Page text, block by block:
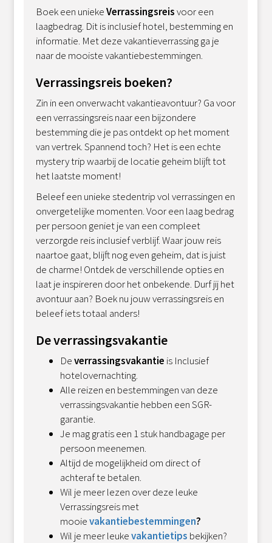
Boek een uniekeVerrassingsreisvoor een
laagbedrag. Dit is inclusief hotel, bestemming en
informatie. Met deze vakantieverrassing ga je
naar de mooiste vakantiebestemmingen.
Verrassingsreis boeken?
Zin in een onverwacht vakantieavontuur? Ga voor
een verrassingsreis naar een bijzondere
bestemming die je pas ontdekt op het moment
van vertrek. Spannend toch? Het is een echte
mystery trip waarbij de locatie geheim blijft tot
het laatste moment!
Beleef een unieke stedentrip vol verrassingen en
onvergetelijke momenten. Voor een laag bedrag
per persoon geniet je van een compleet
verzorgde reis inclusief verblijf. Waar jouw reis
naartoe gaat, blijft nog even geheim, dat is juist
de charme! Ontdek de verschillende opties en
laat je inspireren door het onbekende. Durf jij het
avontuur aan? Boek nu jouw verrassingsreis en
beleef iets totaal anders!
De verrassingsvakantie
Deverrassingsvakantie is Inclusief
hotelovernachting.
Alle reizen en bestemmingen van deze
verrassingsvakantie hebben een SGR-
garantie.
Je mag gratis een 1 stuk handbagage per
persoon meenemen.
Altijd de mogelijkheid om direct of
achteraf te betalen.
Wil je meer lezen over deze leuke
Verrassingsreis met
mooievakantiebestemmingen?
Wil je meer leukevakantietips bekijken?